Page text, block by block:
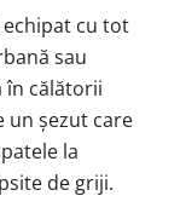
echipat cu tot
sau
în călătorii
un șezut care
la
de griji.